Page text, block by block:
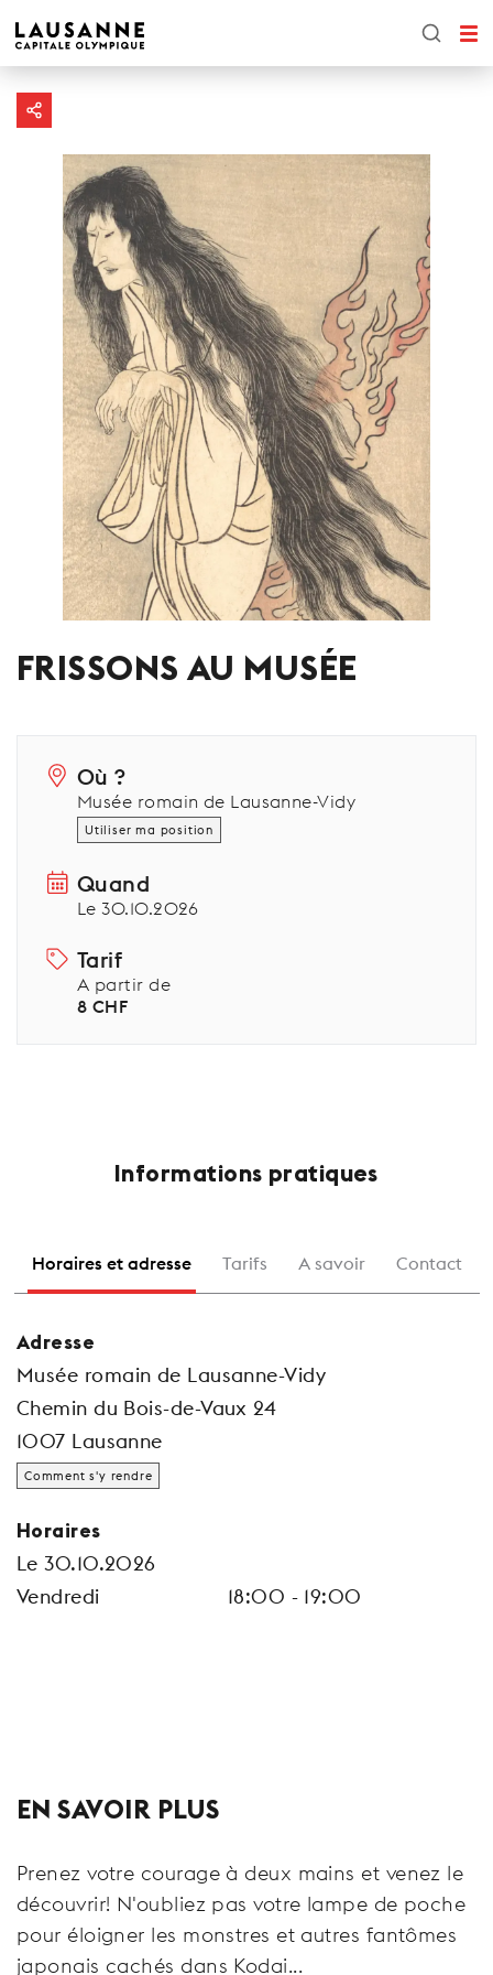
FRISSONS AU MUSÉE
Où ?
Musée romain de Lausanne-Vidy
Utiliser ma position
Quand
Le 30.10.2026
Tarif
A partir de
8 CHF
Informations pratiques
Horaires et adresse Tarifs A savoir Contact
Adresse
Musée romain de Lausanne-Vidy
Chemin du Bois-de-Vaux 24
1007 Lausanne
Comment s'y rendre
Horaires
Le 30.10.2026
Vendredi
18:00 - 19:00
EN SAVOIR PLUS
Prenez votre courage à deux mains et venez le
découvrir! N'oubliez pas votre lampe de poche
pour éloigner les monstres et autres fantômes
japonais cachés dans Kodai...